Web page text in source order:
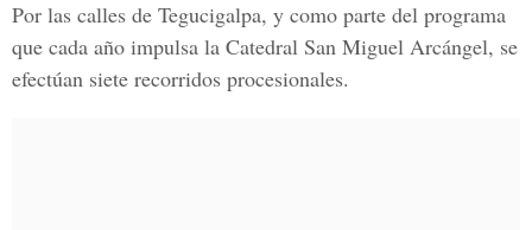
Por las calles de Tegucigalpa, y como parte del programa
que cada año impulsa la Catedral San Miguel Arcángel, se
efectúan siete recorridos procesionales.